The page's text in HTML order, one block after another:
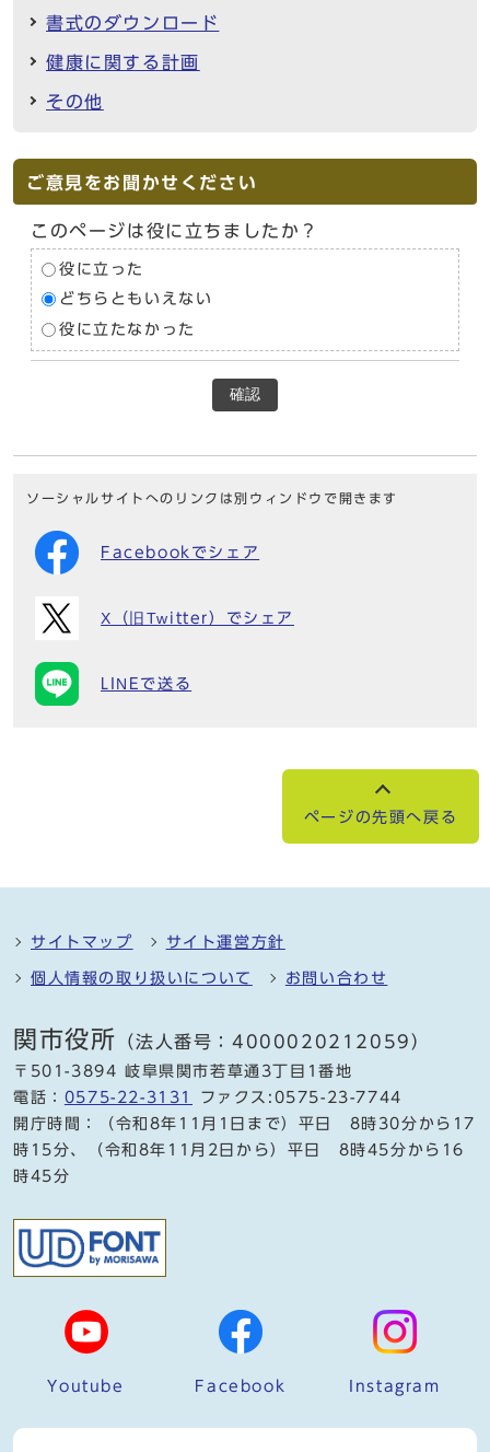
書式のダウンロード
健康に関する計画
その他
ご意見をお聞かせください
このページは役に立ちましたか？
役に立った
どちらともいえない
役に立たなかった
確認
ソーシャルサイトへのリンクは別ウィンドウで開きます
Facebookでシェア
X（旧Twitter）でシェア
LINEで送る
ページの先頭へ戻る
サイトマップ サイト運営方針
個人情報の取り扱いについて お問い合わせ
関市役所 （法人番号：4000020212059）
〒501-3894 岐阜県関市若草通3丁目1番地
電話： 0575-22-3131
ファクス:0575-23-7744
開庁時間：（令和8年11月1日まで）平日 8時30分から17
時15分、（令和8年11月2日から）平日 8時45分から16
時45分
Youtube Facebook Instagram